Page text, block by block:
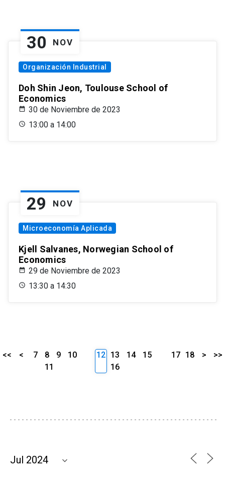
30 NOV
Organización Industrial
Doh Shin Jeon, Toulouse School of
Economics
30 de Noviembre de 2023
13:00 a 14:00
29 NOV
Microeconomía Aplicada
Kjell Salvanes, Norwegian School of
Economics
29 de Noviembre de 2023
13:30 a 14:30
<< < 7 8 9
10
11
12 13 14
15
16
17 18 > >>